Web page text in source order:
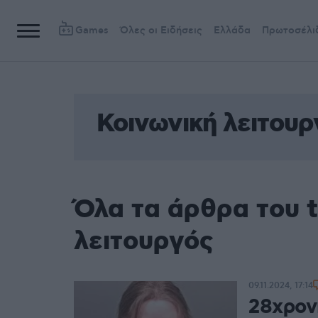
Games Όλες οι Ειδήσεις Ελλάδα
Κοινωνική
Όλα τα άρθρα του
λειτουργός
09.11.2024, 17:14